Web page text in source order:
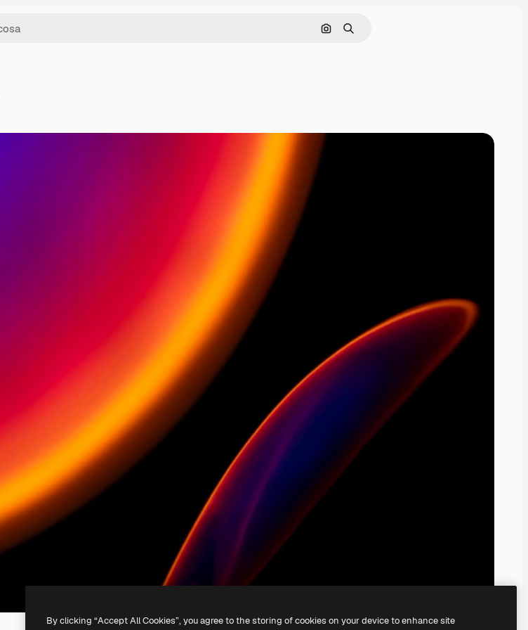
Cerca per immagine
Ricerca
By clicking “Accept All Cookies”, you agree to the storing of cookies on your device to enhance site